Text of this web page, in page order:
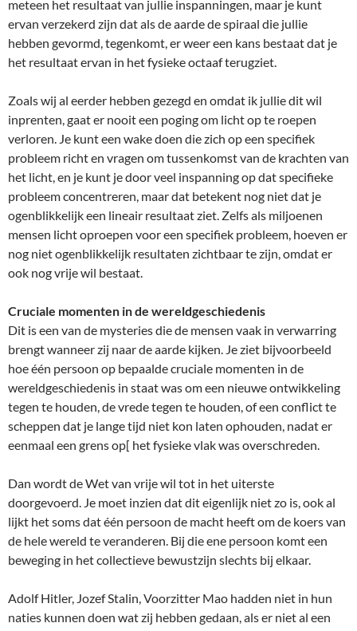
meteen het resultaat van jullie inspanningen, maar je kunt
ervan verzekerd zijn dat als de aarde de spiraal die jullie
hebben gevormd, tegenkomt, er weer een kans bestaat dat je
het resultaat ervan in het fysieke octaaf terugziet.
Zoals wij al eerder hebben gezegd en omdat ik jullie dit wil
inprenten, gaat er nooit een poging om licht op te roepen
verloren. Je kunt een wake doen die zich op een specifiek
probleem richt en vragen om tussenkomst van de krachten van
het licht, en je kunt je door veel inspanning op dat specifieke
probleem concentreren, maar dat betekent nog niet dat je
ogenblikkelijk een lineair resultaat ziet. Zelfs als miljoenen
mensen licht oproepen voor een specifiek probleem, hoeven er
nog niet ogenblikkelijk resultaten zichtbaar te zijn, omdat er
ook nog vrije wil bestaat.
Cruciale momenten in de wereldgeschiedenis
Dit is een van de mysteries die de mensen vaak in verwarring
brengt wanneer zij naar de aarde kijken. Je ziet bijvoorbeeld
hoe één persoon op bepaalde cruciale momenten in de
wereldgeschiedenis in staat was om een nieuwe ontwikkeling
tegen te houden, de vrede tegen te houden, of een conflict te
scheppen dat je lange tijd niet kon laten ophouden, nadat er
eenmaal een grens op[ het fysieke vlak was overschreden.
Dan wordt de Wet van vrije wil tot in het uiterste
doorgevoerd. Je moet inzien dat dit eigenlijk niet zo is, ook al
lijkt het soms dat één persoon de macht heeft om de koers van
de hele wereld te veranderen. Bij die ene persoon komt een
beweging in het collectieve bewustzijn slechts bij elkaar.
Adolf Hitler, Jozef Stalin, Voorzitter Mao hadden niet in hun
naties kunnen doen wat zij hebben gedaan, als er niet al een